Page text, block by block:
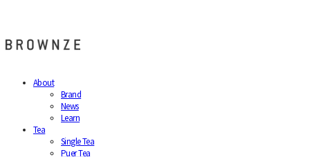
About
Brand
News
Learn
Tea
Single Tea
Puer Tea